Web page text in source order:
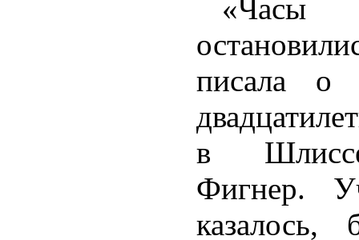
писала о
в
Фигнер.